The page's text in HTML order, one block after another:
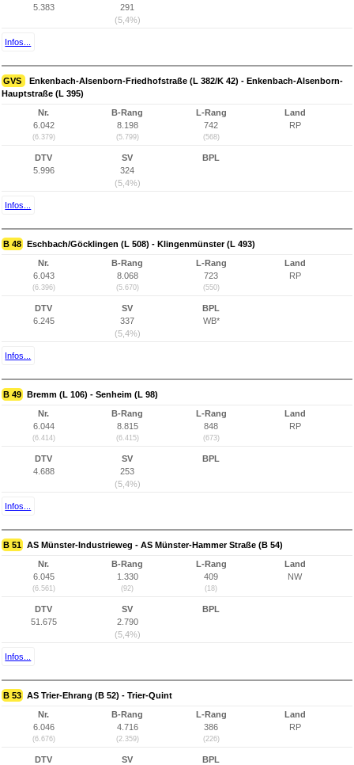
5.383
291
(5,4%)
Infos...
GVS
Enkenbach-Alsenborn-Friedhofstraße (L 382/K 42) - Enkenbach-Alsenborn-
Hauptstraße (L 395)
Nr.
6.042
(6.379)
B-Rang
8.198
(5.799)
L-Rang
742
(568)
Land
RP
DTV
5.996
SV
324
(5,4%)
BPL
Infos...
B 48 Eschbach/Göcklingen (L 508) - Klingenmünster (L 493)
Nr.
6.043
(6.396)
B-Rang
8.068
(5.670)
L-Rang
723
(550)
Land
RP
DTV
6.245
SV
337
(5,4%)
BPL
WB*
Infos...
B 49 Bremm (L 106) - Senheim (L 98)
Nr.
6.044
(6.414)
B-Rang
8.815
(6.415)
L-Rang
848
(673)
Land
RP
DTV
4.688
SV
253
(5,4%)
BPL
Infos...
B 51 AS Münster-Industrieweg - AS Münster-Hammer Straße (B 54)
Nr.
6.045
(6.561)
B-Rang
1.330
(92)
L-Rang
409
(18)
Land
NW
DTV
51.675
SV
2.790
(5,4%)
BPL
Infos...
B 53 AS Trier-Ehrang (B 52) - Trier-Quint
Nr.
6.046
(6.676)
B-Rang
4.716
(2.359)
L-Rang
386
(226)
Land
RP
DTV
SV
BPL